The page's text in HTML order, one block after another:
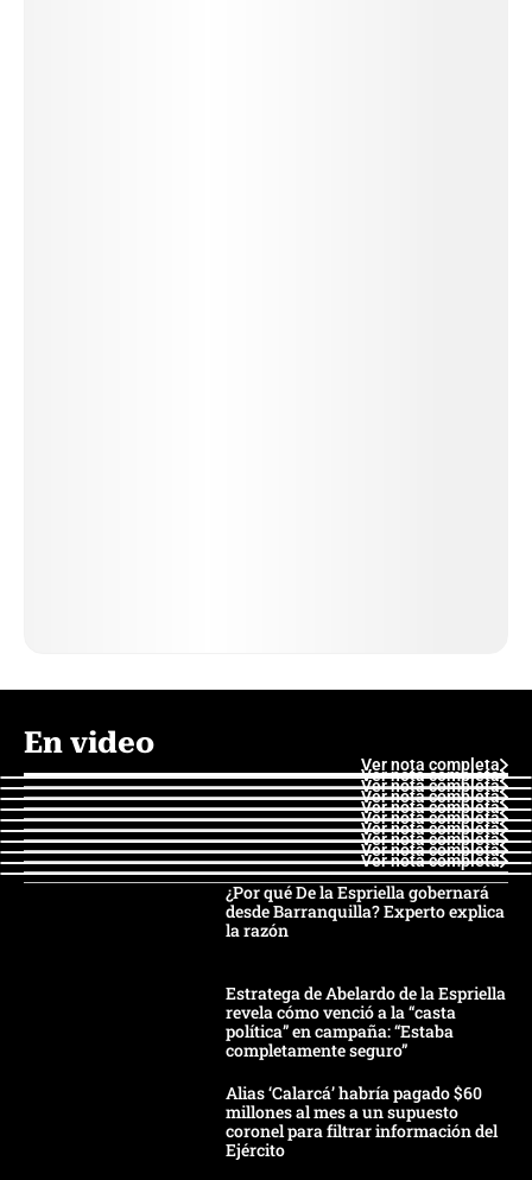
En video
Ver nota completa
Ver nota completa
Ver nota completa
Ver nota completa
Ver nota completa
Ver nota completa
Ver nota completa
Ver nota completa
Ver nota completa
Ver nota completa
¿Por qué De la Espriella gobernará
desde Barranquilla? Experto explica
la razón
Estratega de Abelardo de la Espriella
revela cómo venció a la “casta
política” en campaña: “Estaba
completamente seguro”
Alias ‘Calarcá’ habría pagado $60
millones al mes a un supuesto
coronel para filtrar información del
Ejército